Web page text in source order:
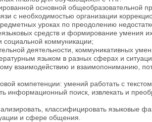
основной общеобразовательной
с необходимостью организации
уроках по преодолению
средств и формирование умения их
социальной коммуникации;
деятельности, коммуникативных
языком в разных сферах и
взаимодействию и взаимопониманию,
компетенции: умений работать с
информационный поиск, извлекать и
классифицировать языковые
и сфере общения.